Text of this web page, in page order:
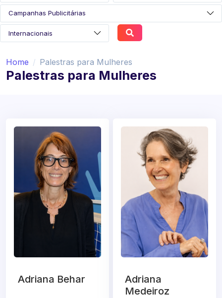
Home Palestras para Mulheres
Palestras para Mulheres
Adriana Behar
Adriana
Medeiroz